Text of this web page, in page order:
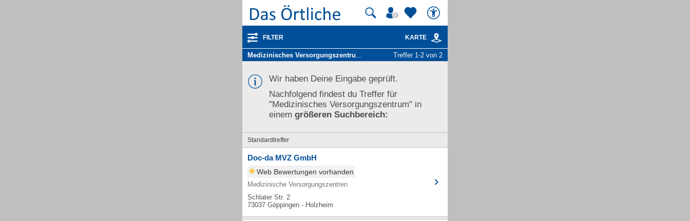
FILTER KARTE
Medizinisches Versorgungszentrum in Heiningen Kr Göppingen
Treffer 1-2 von 2
Wir haben Deine Eingabe geprüft.
Nachfolgend findest du Treffer für
"Medizinisches Versorgungszentrum" in
einem größeren Suchbereich:
Standardtreffer
Doc-da MVZ GmbH
Web Bewertungen vorhanden
Medizinische Versorgungszentren
Schlater Str. 2
73037 Göppingen - Holzheim